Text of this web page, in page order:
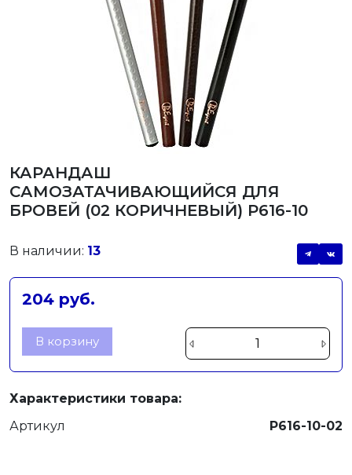
КАРАНДАШ
САМОЗАТАЧИВАЮЩИЙСЯ ДЛЯ
БРОВЕЙ (02 КОРИЧНЕВЫЙ) Р616-10
В наличии: 13
204 руб.
В корзину
Характеристики товара:
Артикул
Р616-10-02